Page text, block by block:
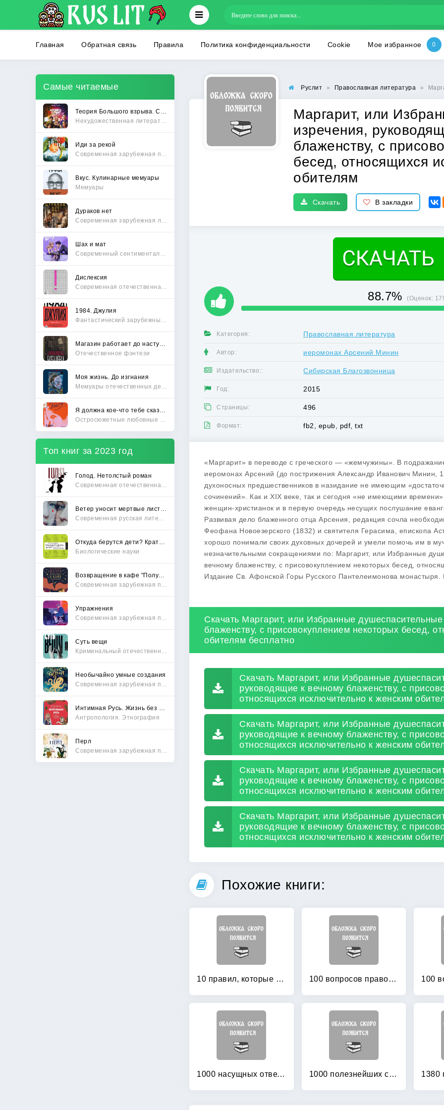
Главная Обратная связь Правила Политика конфиденциальности Cookie Мое избранное
Самые читаемые
Иди за рекой
Вкус. Кулинарные мемуары
Мемуары
Дураков нет
Шах и мат
Дислексия
1984. Джулия
Отечественное фэнтези
Моя жизнь. До изгнания
Топ книг за 2023 год
Голод. Нетолстый роман
Биологические науки
Упражнения
Суть вещи
Необычайно умные создания
Антропология. Этнография
Перл
Руслит » Православная литература » Маргарит,
Маргарит, или
изречения,
блаженству, с
бесед, относящихся
обителям
Скачать В закладки
88.7% (Оценок:
Категория: Православная литература
Автор: иеромонах Арсений Минин
Издательство:: Сибирская Благозвонница
Год: 2015
Страницы: 496
Формат: fb2, epub, pdf, txt
«Маргарит» в переводе с греческого — «жемчужины». В
иеромонах Арсений (до пострижения Александр Иванович Минин,
духоносных предшественников в назидание не имеющим
сочинений». Как и XIX веке, так и сегодня «не имеющими
женщин-христианок и в первую очередь несущих послушание
Развивая дело блаженного отца Арсения, редакция сочла
Феофана Новоезерского (1832) и святителя Герасима, епископа
хорошо понимали своих духовных дочерей и умели помочь им в
незначительными сокращениями по: Маргарит, или Избранные
вечному блаженству, с присовокуплением некоторых бесед,
Издание Св. Афонской Горы Русского Пантелеимонова монастыря.
Скачать Маргарит, или Избранные
блаженству, с присовокуплением некоторых бесед,
обителям бесплатно
Скачать Маргарит, или Избранные
руководящие к вечному блаженству, с
относящихся исключительно к женским
Скачать Маргарит, или Избранные
руководящие к вечному блаженству, с
относящихся исключительно к женским
Скачать Маргарит, или Избранные
руководящие к вечному блаженству, с
относящихся исключительно к женским
Скачать Маргарит, или Избранные
руководящие к вечному блаженству, с
относящихся исключительно к женским
Похожие книги:
10 правил, которые необходимо знать при посещении храма 100 вопросов православному психотерапевту
1000 насущных ответов на 1000 вопросов 1000 полезнейших советов Батюшки